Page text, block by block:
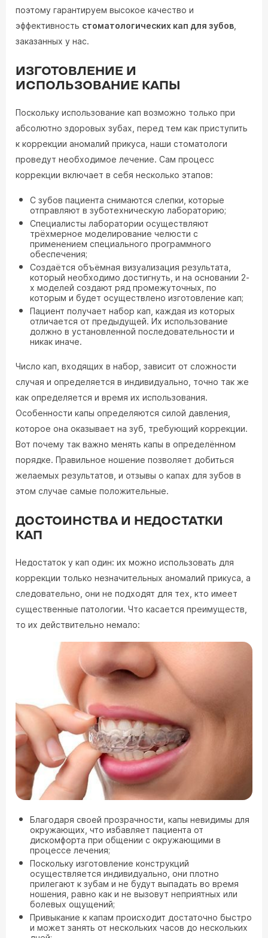
поэтому гарантируем высокое качество и
эффективность стоматологических кап для зубов
заказанных у нас.
ИЗГОТОВЛЕНИЕ И
ИСПОЛЬЗОВАНИЕ КАПЫ
Поскольку использование кап возможно только при
абсолютно здоровых зубах, перед тем как приступить
к коррекции аномалий прикуса, наши стоматологи
проведут необходимое лечение. Сам процесс
коррекции включает в себя несколько этапов:
С зубов пациента снимаются слепки, которые
отправляют в зуботехническую лабораторию;
Специалисты лаборатории осуществляют
трёхмерное моделирование челюсти с
применением специального программного
обеспечения;
Создаётся объёмная визуализация результата,
который необходимо достигнуть, и на основании 2-
х моделей создают ряд промежуточных, по
которым и будет осуществлено изготовление кап;
Пациент получает набор кап, каждая из которых
отличается от предыдущей. Их использование
должно в установленной последовательности и
никак иначе.
Число кап, входящих в набор, зависит от сложности
случая и определяется в индивидуально, точно так же
как определяется и время их использования.
Особенности капы определяются силой давления,
которое она оказывает на зуб, требующий коррекции.
Вот почему так важно менять капы в определённом
порядке. Правильное ношение позволяет добиться
желаемых результатов, и отзывы о капах для зубов в
этом случае самые положительные.
ДОСТОИНСТВА И НЕДОСТАТКИ
КАП
Недостаток у кап один: их можно использовать для
коррекции только незначительных аномалий прикуса, а
следовательно, они не подходят для тех, кто имеет
существенные патологии. Что касается преимуществ,
то их действительно немало:
Благодаря своей прозрачности, капы невидимы для
окружающих, что избавляет пациента от
дискомфорта при общении с окружающими в
процессе лечения;
Поскольку изготовление конструкций
осуществляется индивидуально, они плотно
прилегают к зубам и не будут выпадать во время
ношения, равно как и не вызовут неприятных или
болевых ощущений;
Привыкание к капам происходит достаточно быстро
и может занять от нескольких часов до нескольких